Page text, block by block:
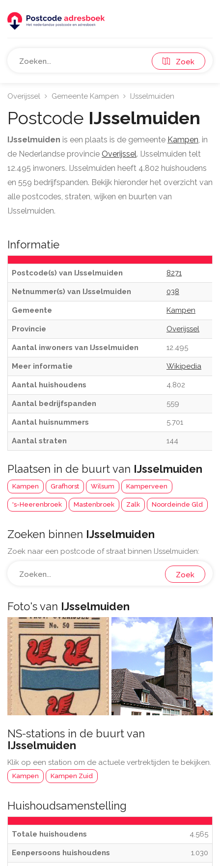
Zoek
Overijssel Gemeente Kampen IJsselmuiden
Postcode IJsselmuiden
IJsselmuiden is een plaats is de gemeente Kampen, in
de Nederlandse provincie Overijssel. IJsselmuiden telt
12.495 inwoners. IJsselmuiden heeft 4.802 huishoudens
en 559 bedrijfspanden. Bekijk hieronder het overzicht van
alle postcodes, straten, wijken en buurten van
IJsselmuiden.
Informatie
Postcode(s) van IJsselmuiden 8271
Netnummer(s) van IJsselmuiden 038
Gemeente Kampen
Provincie Overijssel
Aantal inwoners van IJsselmuiden 12.495
Meer informatie Wikipedia
Aantal huishoudens 4.802
Aantal bedrijfspanden 559
Aantal huisnummers 5.701
Aantal straten 144
Plaatsen in de buurt van IJsselmuiden
Kampen Grafhorst Wilsum Kamperveen
's-Heerenbroek Mastenbroek Zalk Noordeinde Gld
Zoeken binnen IJsselmuiden
Zoek naar een postcode of straat binnen IJsselmuiden:
Zoek
Foto's van IJsselmuiden
NS-stations in de buurt van
IJsselmuiden
Klik op een station om de actuele vertrektijden te bekijken.
Kampen Kampen Zuid
Huishoudsamenstelling
Totale huishoudens 4.565
Eenpersoons huishoudens 1.030